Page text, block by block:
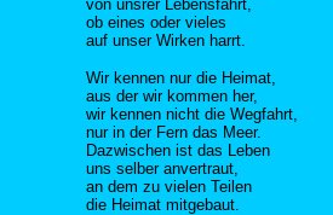
von unsrer Lebensfahrt,
ob eines oder vieles
auf unser Wirken harrt.
Wir kennen nur die Heimat,
aus der wir kommen her,
wir kennen nicht die Wegfahrt,
nur in der Fern das Meer.
Dazwischen ist das Leben
uns selber anvertraut,
an dem zu vielen Teilen
die Heimat mitgebaut.